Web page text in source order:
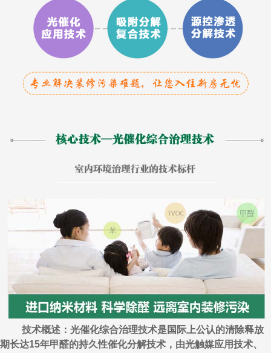
技术概述：光催化综合治理技术是国际上公认的清除释放
期长达15年甲醛的持久性催化分解技术，由光触媒应用技术、